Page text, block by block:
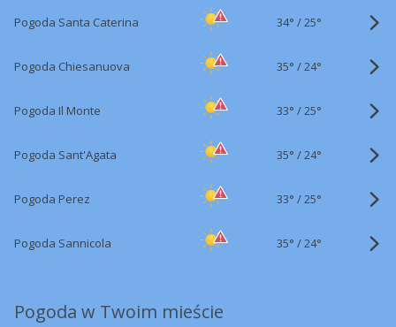
Pogoda Santa Caterina 34° /25°
Pogoda Chiesanuova 35° /24°
Pogoda Il Monte 33° /25°
Pogoda Sant'Agata 35° /24°
Pogoda Perez 33° /25°
Pogoda Sannicola 35° /24°
Pogoda w Twoim mieście